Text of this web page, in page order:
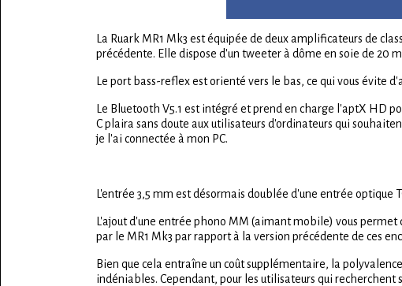
La Ruark MR1 Mk3 est équipée de deux amplificateurs de
précédente. Elle dispose d'un tweeter à dôme en soie de 20
Le port bass-reflex est orienté vers le bas, ce qui vous évite
Le Bluetooth V5.1 est intégré et prend en charge l'aptX HD
C plaira sans doute aux utilisateurs d'ordinateurs qui
je l'ai connectée à mon PC.
L'entrée 3,5 mm est désormais doublée d'une entrée optique
L'ajout d'une entrée phono MM (aimant mobile) vous
par le MR1 Mk3 par rapport à la version précédente de ces
Bien que cela entraîne un coût supplémentaire, la
indéniables. Cependant, pour les utilisateurs qui